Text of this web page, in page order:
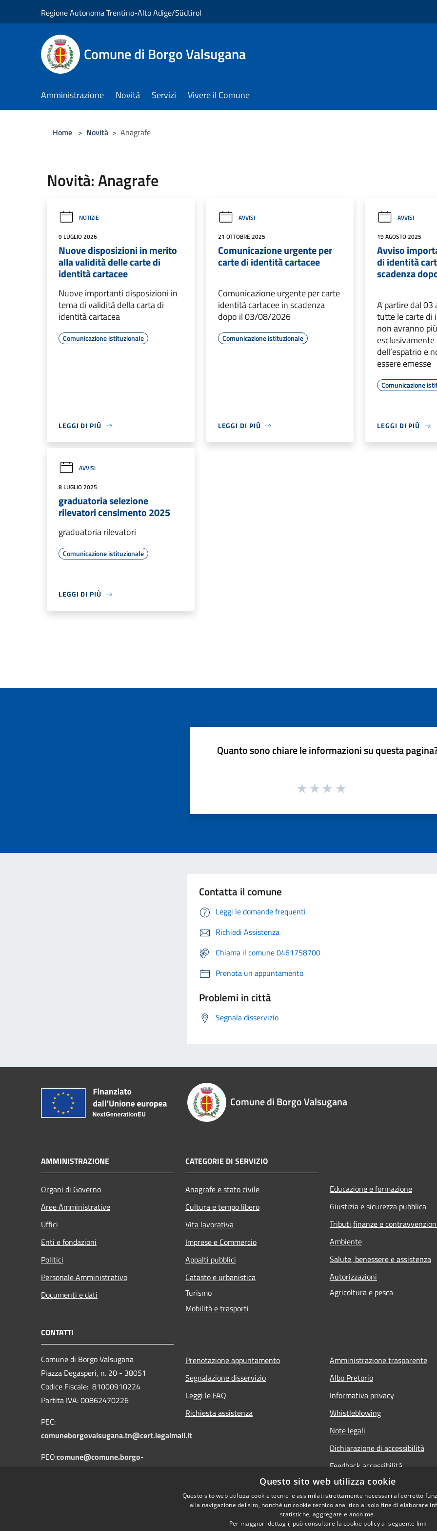
Regione Autonoma Trentino-Alto Adige/Südtirol
Comune di Borgo Valsugana
Amministrazione Novità Servizi Vivere il Comune
Home > Novità > Anagrafe
Novità: Anagrafe
NOTIZIE
9 LUGLIO 2026
Nuove disposizioni in merito
alla validità delle carte di
identità cartacee
Nuove importanti disposizioni in
tema di validità della carta di
identità cartacea
Comunicazione istituzionale
LEGGI DI PIÙ
AVVISI
21 OTTOBRE 2025
Comunicazione urgente per
carte di identità cartacee
Comunicazione urgente per carte
identità cartacee in scadenza
dopo il 03/08/2026
Comunicazione istituzionale
LEGGI DI PIÙ
AVVISI
19 AGOSTO 2025
Avviso
di identità
scadenza
A partire dal
tutte le carte di
non avranno
dell’espatrio e
essere emesse
Comunicazione
LEGGI DI PIÙ
AVVISI
8 LUGLIO 2025
graduatoria selezione
rilevatori censimento 2025
graduatoria rilevatori
Comunicazione istituzionale
LEGGI DI PIÙ
Quanto sono chiare le informazioni su questa
Contatta il comune
Leggi le domande frequenti
Richiedi Assistenza
Chiama il comune 0461758700
Prenota un appuntamento
Problemi in città
Segnala disservizio
Comune di Borgo Valsugana
AMMINISTRAZIONE
Organi di Governo
Aree Amministrative
Uffici
Enti e fondazioni
Politici
Personale Amministrativo
Documenti e dati
CATEGORIE DI SERVIZIO
Anagrafe e stato civile
Cultura e tempo libero
Vita lavorativa
Imprese e Commercio
Appalti pubblici
Catasto e urbanistica
Turismo
Mobilità e trasporti
Educazione e formazione
Giustizia e sicurezza pubblica
Tributi,finanze e
Ambiente
Salute, benessere e assistenza
Autorizzazioni
Agricoltura e pesca
CONTATTI
Comune di Borgo Valsugana
Piazza Degasperi, n. 20 - 38051
Codice Fiscale: 81000910224
Partita IVA: 00862470226
PEC:
comuneborgovalsugana.tn@cert.legalmail.it
PEO:comune@comune.borgo-
Prenotazione appuntamento
Segnalazione disservizio
Leggi le FAQ
Richiesta assistenza
Amministrazione trasparente
Albo Pretorio
Informativa privacy
Whistleblowing
Note legali
Dichiarazione di accessibilità
Feedback accessibilità
Questo sito web utilizza cookie
Questo sito web utilizza cookie tecnici e assimilati strettamente necessari al corretto
alla navigazione del sito, nonché un cookie tecnico analitico al solo fine di elaborare
statistiche, aggregate e anonime.
Per maggiori dettagli, può consultare la cookie policy al seguente link